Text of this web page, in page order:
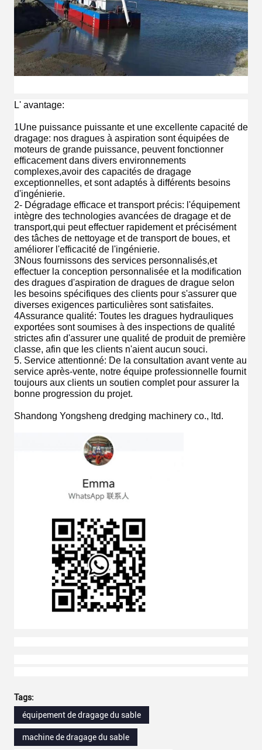
L' avantage:
1Une puissance puissante et une excellente capacité de
dragage: nos dragues à aspiration sont équipées de
moteurs de grande puissance, peuvent fonctionner
efficacement dans divers environnements
complexes,avoir des capacités de dragage
exceptionnelles, et sont adaptés à différents besoins
d'ingénierie.
2- Dégradage efficace et transport précis: l'équipement
intègre des technologies avancées de dragage et de
transport,qui peut effectuer rapidement et précisément
des tâches de nettoyage et de transport de boues, et
améliorer l'efficacité de l'ingénierie.
3Nous fournissons des services personnalisés,et
effectuer la conception personnalisée et la modification
des dragues d'aspiration de dragues de drague selon
les besoins spécifiques des clients pour s'assurer que
diverses exigences particulières sont satisfaites.
4Assurance qualité: Toutes les dragues hydrauliques
exportées sont soumises à des inspections de qualité
strictes afin d'assurer une qualité de produit de première
classe, afin que les clients n'aient aucun souci.
5. Service attentionné: De la consultation avant vente au
service après-vente, notre équipe professionnelle fournit
toujours aux clients un soutien complet pour assurer la
bonne progression du projet.
Shandong Yongsheng dredging machinery co., ltd.
Tags:
équipement de dragage du sable
machine de dragage du sable